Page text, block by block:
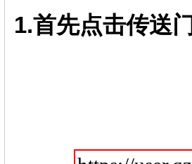
1.首先点击传送门